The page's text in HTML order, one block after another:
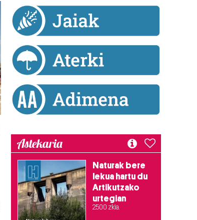
Astekaria
Naturak bere
lekua hartu du
Artikutzako
urtegian
2.500 zkia.